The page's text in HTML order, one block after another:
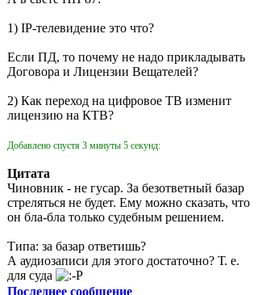
1) IP-телевидение это что?
Если ПД, то почему не надо прикладывать
Договора и Лицензии Вещателей?
2) Как переход на цифровое ТВ изменит
лицензию на КТВ?
Добавлено спустя 3 минуты 5 секунд:
Цитата
Чиновник - не гусар. За безответный базар
стреляться не будет. Ему можно сказать, что
он бла-бла только судебным решением.
Типа: за базар ответишь?
А аудиозаписи для этого достаточно? Т. е.
для суда
Последнее сообщение